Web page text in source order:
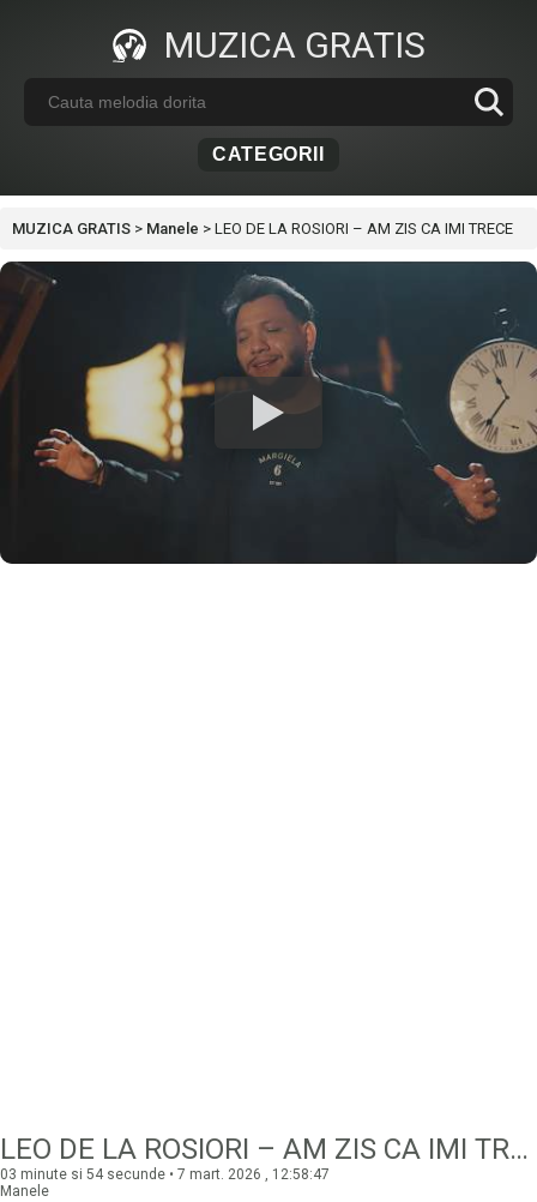
MUZICA GRATIS
CATEGORII
MUZICA GRATIS > Manele > LEO DE LA ROSIORI – AM ZIS CA IMI TRECE
LEO DE LA ROSIORI – AM ZIS CA IMI TRECE
03 minute si 54 secunde • 7 mart. 2026 , 12:58:47
Manele